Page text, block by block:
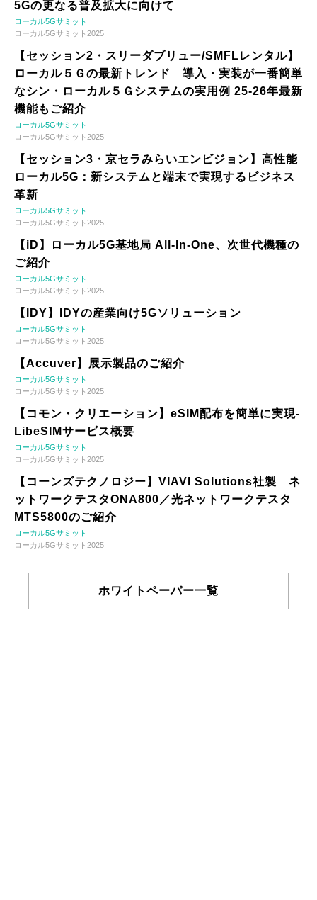
5Gの更なる普及拡大に向けて
ローカル5Gサミット
ローカル5Gサミット2025
【セッション2・スリーダブリュー/SMFLレンタル】
ローカル５Ｇの最新トレンド 導入・実装が一番簡単
なシン・ローカル５Ｇシステムの実用例 25-26年最新
機能もご紹介
ローカル5Gサミット
ローカル5Gサミット2025
【セッション3・京セラみらいエンビジョン】高性能
ローカル5G：新システムと端末で実現するビジネス
革新
ローカル5Gサミット
ローカル5Gサミット2025
【iD】ローカル5G基地局 All-In-One、次世代機種の
ご紹介
ローカル5Gサミット
ローカル5Gサミット2025
【IDY】IDYの産業向け5Gソリューション
ローカル5Gサミット
ローカル5Gサミット2025
【Accuver】展示製品のご紹介
ローカル5Gサミット
ローカル5Gサミット2025
【コモン・クリエーション】eSIM配布を簡単に実現-
LibeSIMサービス概要
ローカル5Gサミット
ローカル5Gサミット2025
【コーンズテクノロジー】VIAVI Solutions社製 ネ
ットワークテスタONA800／光ネットワークテスタ
MTS5800のご紹介
ローカル5Gサミット
ローカル5Gサミット2025
ホワイトペーパー一覧